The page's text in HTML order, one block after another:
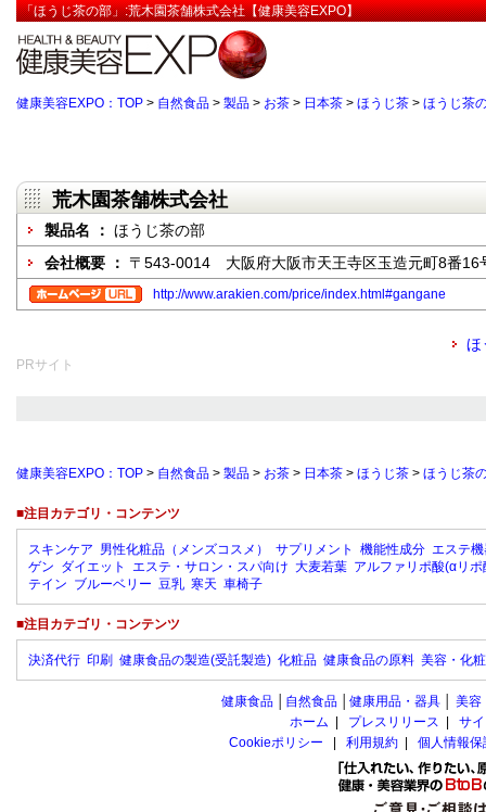
「ほうじ茶の部」:荒木園茶舗株式会社【健康美容EXPO】
健康美容EXPO：TOP > 自然食品 > 製品 > お茶 > 日本茶 > ほうじ茶 > ほうじ茶
荒木園茶舗株式会社
製品名 ： ほうじ茶の部
会社概要 ： 〒543-0014 大阪府大阪市天王寺区玉造元町8番16
http://www.arakien.com/price/index.html#gangane
ほ
PRサイト
健康美容EXPO：TOP > 自然食品 > 製品 > お茶 > 日本茶 > ほうじ茶 > ほうじ茶
■注目カテゴリ・コンテンツ
スキンケア 男性化粧品（メンズコスメ） サプリメント 機能性成分 エステ
ゲン ダイエット エステ・サロン・スパ向け 大麦若葉 アルファリポ酸(αリポ
テイン ブルーベリー 豆乳 寒天 車椅子
■注目カテゴリ・コンテンツ
決済代行 印刷 健康食品の製造(受託製造) 化粧品 健康食品の原料 美容・化
健康食品 自然食品 健康用品・器具 美容
ホーム
プレスリリース
サ
Cookieポリシー
利用規約 個人情報